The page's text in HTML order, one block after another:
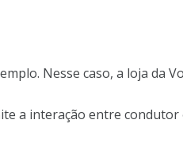
Nesse caso, a loja da
a interação entre